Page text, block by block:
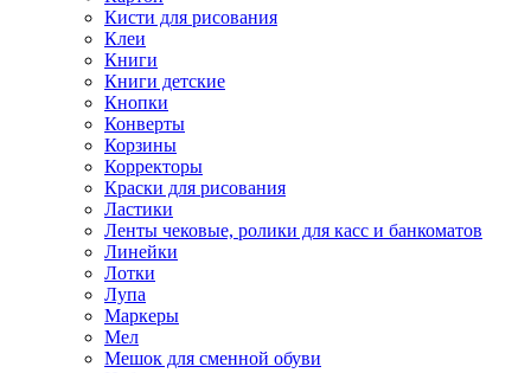
Кисти для рисования
Клеи
Книги
Книги детские
Кнопки
Конверты
Корзины
Корректоры
Краски для рисования
Ластики
Ленты чековые, ролики для касс и банкоматов
Линейки
Лотки
Лупа
Маркеры
Мел
Мешок для сменной обуви